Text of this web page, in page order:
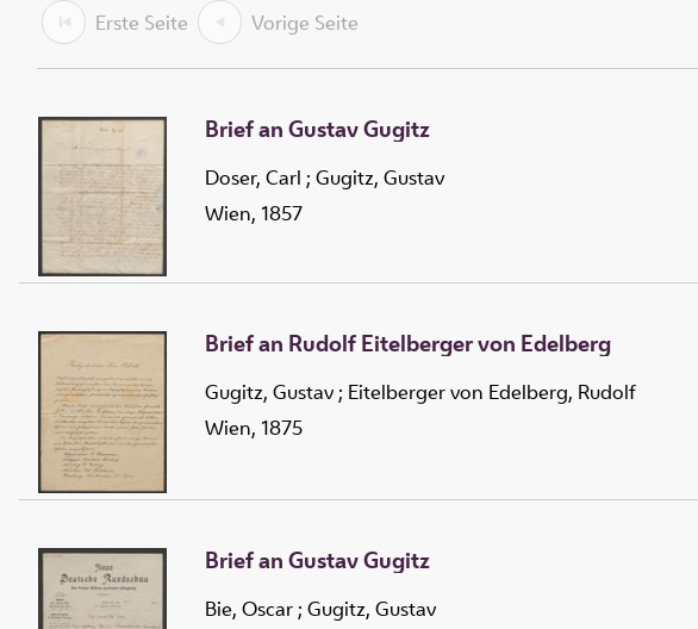
Erste Seite Vorige Seite
Brief an Gustav Gugitz
Doser, Carl ; Gugitz, Gustav
Wien, 1857
Brief an Rudolf Eitelberger von Edelberg
Gugitz, Gustav ; Eitelberger von Edelberg, Rudolf
Wien, 1875
Brief an Gustav Gugitz
Bie, Oscar ; Gugitz, Gustav